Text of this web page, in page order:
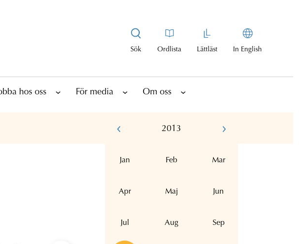
Sök Ordlista Lättläst In English
hos oss För media Om oss
2013
Jan Feb Mar
Apr Maj Jun
Jul Aug Sep